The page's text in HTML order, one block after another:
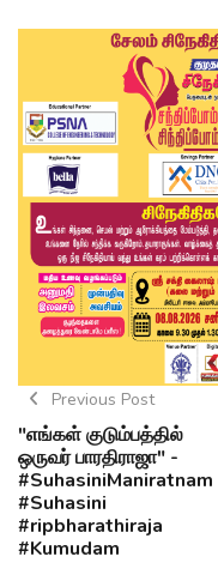
Previous Post
"எங்கள் குடும்பத்தில்
ஒருவர் பாரதிராஜா" -
#SuhasiniManiratnam
#Suhasini
#ripbharathiraja
#Kumudam